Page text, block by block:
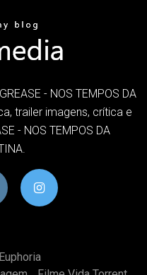
- NOS TEMPOS DA
trailer imagens, crítica e
- NOS TEMPOS DA